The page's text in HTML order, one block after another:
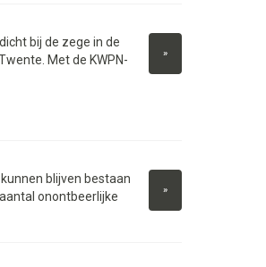
»
bij de zege in de
Met de KWPN-
»
blijven bestaan
onontbeerlijke